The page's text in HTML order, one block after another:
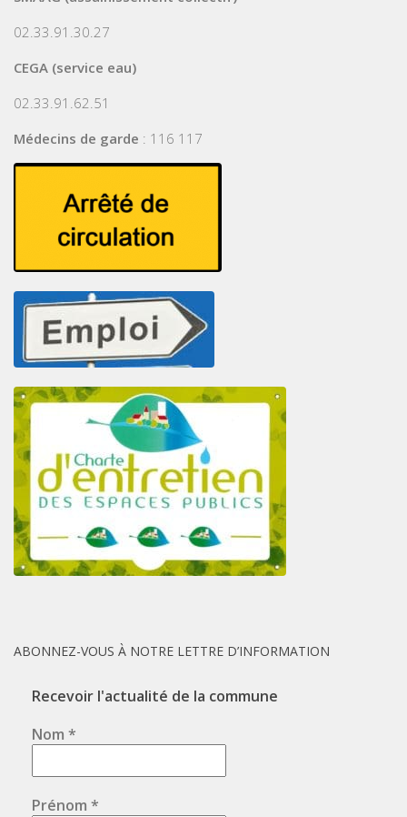
02.33.91.30.27
CEGA (service eau)
02.33.91.62.51
Médecins de garde : 116 117
ABONNEZ-VOUS À NOTRE LETTRE D’INFORMATION
Recevoir l'actualité de la commune
Nom *
Prénom *